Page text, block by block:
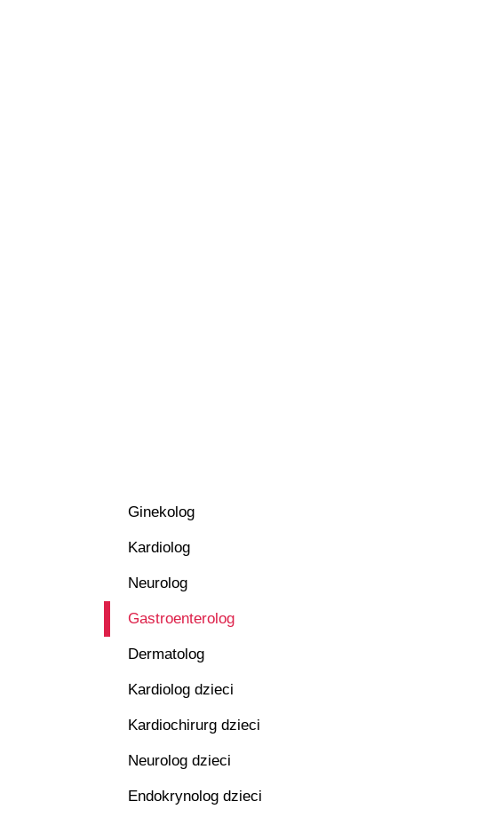
Ginekolog
Kardiolog
Neurolog
Gastroenterolog
Dermatolog
Kardiolog dzieci
Kardiochirurg dzieci
Neurolog dzieci
Endokrynolog dzieci